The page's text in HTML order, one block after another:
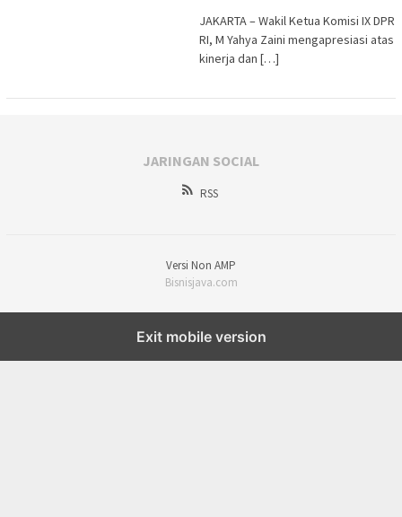
JAKARTA – Wakil Ketua Komisi IX DPR
RI, M Yahya Zaini mengapresiasi atas
kinerja dan […]
JARINGAN SOCIAL
RSS
Versi Non AMP
Bisnisjava.com
Exit mobile version